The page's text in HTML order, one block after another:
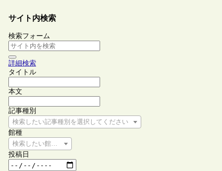
サイト内検索
検索フォーム
詳細検索
タイトル
本文
記事種別
検索したい記事種別を選択してください
館種
検索したい館種を選択してください
投稿日